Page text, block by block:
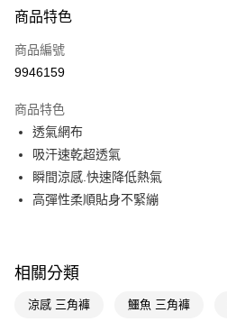
POYA支付
信用卡一次付款
LINE Pay
Apple Pay
街口支付
商品特色
商品編號
9946159
商品特色
透氣網布
吸汗速乾超透氣
瞬間涼感.快速降低熱氣
高彈性柔順貼身不緊繃
相關分類
涼感 三角褲 鱷魚 三角褲